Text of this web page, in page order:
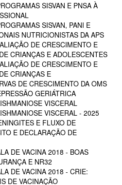
SISVAN E PNSA À
SISVAN, PANI E
NUTRICIONISTAS DA APS
DE CRESCIMENTO E
CRIANÇAS E ADOLESCENTES
DE CRESCIMENTO E
CRIANÇAS E
DE CRESCIMENTO DA OMS
GERIÁTRICA
VISCERAL
VISCERAL - 2025
E FLUXO DE
E DECLARAÇÃO DE
DE VACINA 2018 - BOAS
E NR32
DE VACINA 2018 - CRIE:
DE VACINAÇÃO